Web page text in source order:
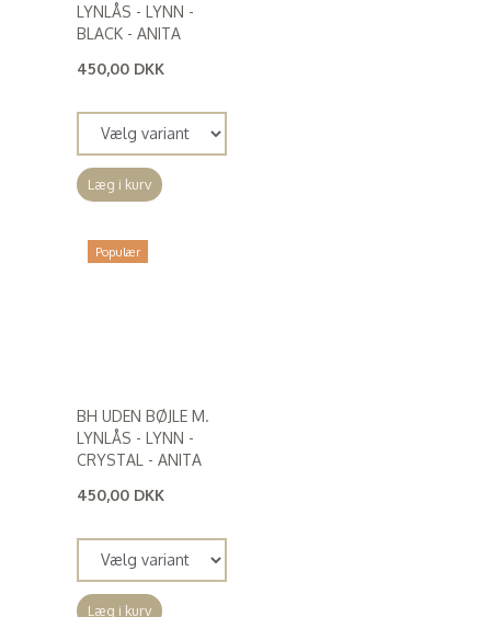
LYNLÅS - LYNN -
BLACK - ANITA
450,00 DKK
Læg i kurv
Populær
BH UDEN BØJLE M.
LYNLÅS - LYNN -
CRYSTAL - ANITA
450,00 DKK
Læg i kurv